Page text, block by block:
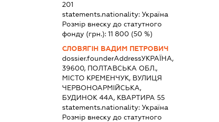
201
statements.nationality:Україна
Розмір внеску до статутного
фонду (грн.):11 800 (50 %)
СЛОВЯГІН ВАДИМ ПЕТРОВИЧ
dossier.founderAddressУКРАЇНА,
39600, ПОЛТАВСЬКА ОБЛ.,
МІСТО КРЕМЕНЧУК, ВУЛИЦЯ
ЧЕРВОНОАРМІЙСЬКА,
БУДИНОК 44А, КВАРТИРА 55
statements.nationality:Україна
Розмір внеску до статутного